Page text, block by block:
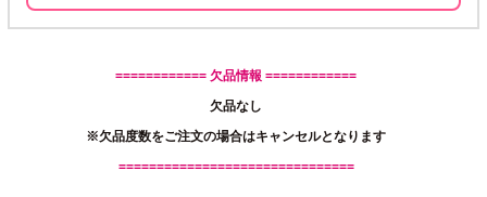
============ 欠品情報 ============
欠品なし
※欠品度数をご注文の場合はキャンセルとなります
===============================